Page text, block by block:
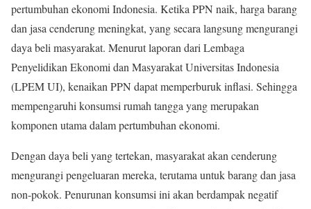
pertumbuhan ekonomi Indonesia. Ketika PPN naik, harga barang
dan jasa cenderung meningkat, yang secara langsung mengurangi
daya beli masyarakat. Menurut laporan dari Lembaga
Penyelidikan Ekonomi dan Masyarakat Universitas Indonesia
(LPEM UI), kenaikan PPN dapat memperburuk inflasi. Sehingga
mempengaruhi konsumsi rumah tangga yang merupakan
komponen utama dalam pertumbuhan ekonomi.
Dengan daya beli yang tertekan, masyarakat akan cenderung
mengurangi pengeluaran mereka, terutama untuk barang dan jasa
non-pokok. Penurunan konsumsi ini akan berdampak negatif